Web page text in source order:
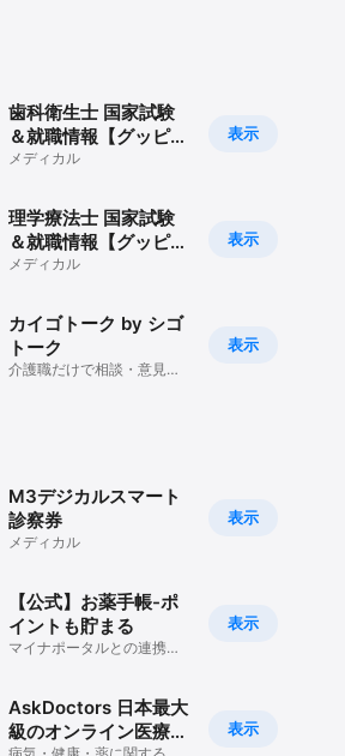
表示
歯科衛生士 国家試験
＆就職情報【グッピ
ー】
メディカル
表示
理学療法士 国家試験
＆就職情報【グッピ
ー】
メディカル
表示
カイゴトーク by シゴ
トーク
介護職だけで相談・意見交
表示
M3デジカルスマート
診察券
メディカル
表示
【公式】お薬手帳-ポ
イントも貯まる
マイナポータルとの連携可
表示
AskDoctors 日本最大
級のオンライン医療相